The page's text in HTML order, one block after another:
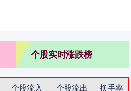
个股实时涨跌榜
个股流入 个股流出
换手率